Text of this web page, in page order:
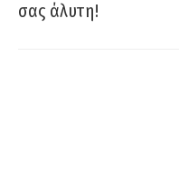
σας άλυτη!